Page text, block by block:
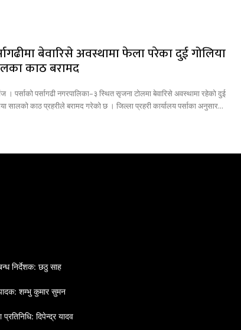
बेवारिसे अवस्थामा फेला परेका दुई गोलिया
काठ बरामद
। पर्साको पर्सागढी नगरपालिका–३ स्थित सृजना टोलमा बेवारिसे अवस्थामा रहेको दुई
सालको काठ प्रहरीले बरामद गरेको छ । जिल्ला प्रहरी कार्यालय पर्साका अनुसार...
निर्देशक: छठु साह
शम्भु कुमार सुमन
प्रतिनिधि: दिपेन्द्र यादव